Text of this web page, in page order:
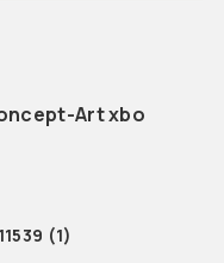
Art xbo
(1)